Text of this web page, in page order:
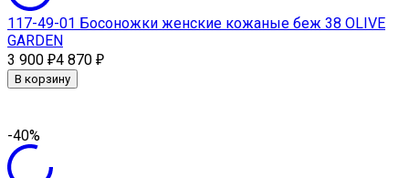
117-49-01 Босоножки женские кожаные беж 38 OLIVE
GARDEN
3 900 ₽4 870 ₽
В корзину
-40%